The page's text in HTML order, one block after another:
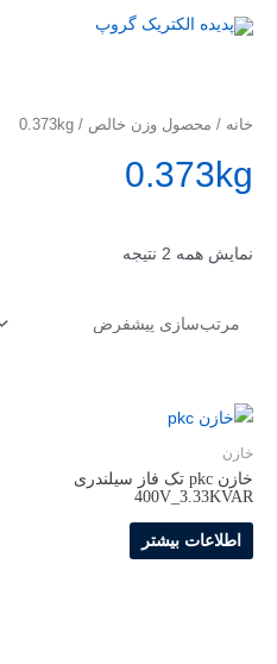
خانه / محصول وزن خالص / 0.373kg
0.373kg
نمایش همه 2 نتیجه
خازن
خازن pkc تک فاز سیلندری
400V_3.33KVAR
اطلاعات بیشتر